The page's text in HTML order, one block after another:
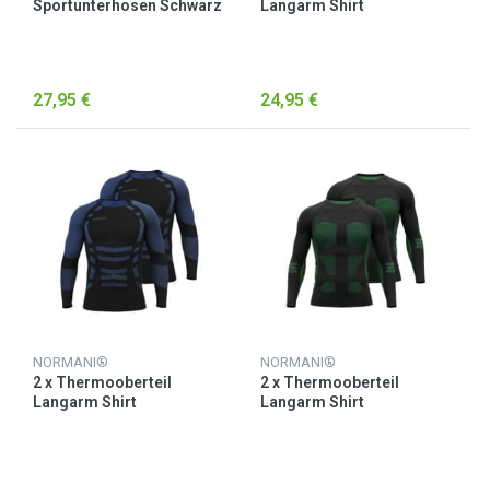
Sportunterhosen Schwarz
27,95 €
Langarm Shirt
24,95 €
NORMANI®
2 x Thermooberteil
Langarm Shirt
NORMANI®
2 x Thermooberteil
Langarm Shirt